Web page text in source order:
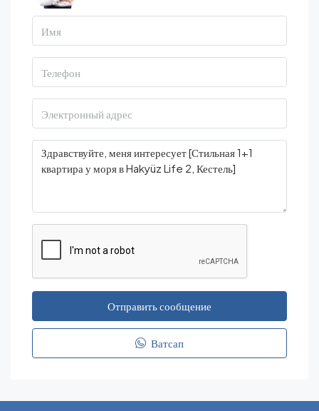
Отправить сообщение
Ватсап